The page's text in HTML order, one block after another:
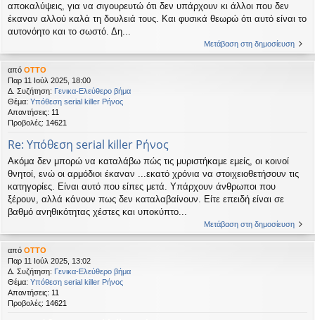
αποκαλύψεις, για να σιγουρευτώ ότι δεν υπάρχουν κι άλλοι που δεν
έκαναν αλλού καλά τη δουλειά τους. Και φυσικά θεωρώ ότι αυτό είναι το
αυτονόητο και το σωστό. Δη...
Μετάβαση στη δημοσίευση
από OTTO
Παρ 11 Ιούλ 2025, 18:00
Δ. Συζήτηση: Γενικα-Ελεύθερο βήμα
Θέμα: Υπόθεση serial killer Ρήνος
Απαντήσεις: 11
Προβολές: 14621
Re: Υπόθεση serial killer Ρήνος
Ακόμα δεν μπορώ να καταλάβω πώς τις μυριστήκαμε εμείς, οι κοινοί
θνητοί, ενώ οι αρμόδιοι έκαναν ...εκατό χρόνια να στοιχειοθετήσουν τις
κατηγορίες. Είναι αυτό που είπες μετά. Υπάρχουν άνθρωποι που
ξέρουν, αλλά κάνουν πως δεν καταλαβαίνουν. Είτε επειδή είναι σε
βαθμό ανηθικότητας χέστες και υποκύπτο...
Μετάβαση στη δημοσίευση
από OTTO
Παρ 11 Ιούλ 2025, 13:02
Δ. Συζήτηση: Γενικα-Ελεύθερο βήμα
Θέμα: Υπόθεση serial killer Ρήνος
Απαντήσεις: 11
Προβολές: 14621